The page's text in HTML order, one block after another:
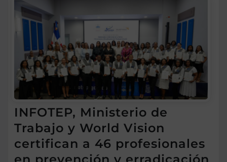
INFOTEP, Ministerio de
Trabajo y World Vision
certifican a 46 profesionales